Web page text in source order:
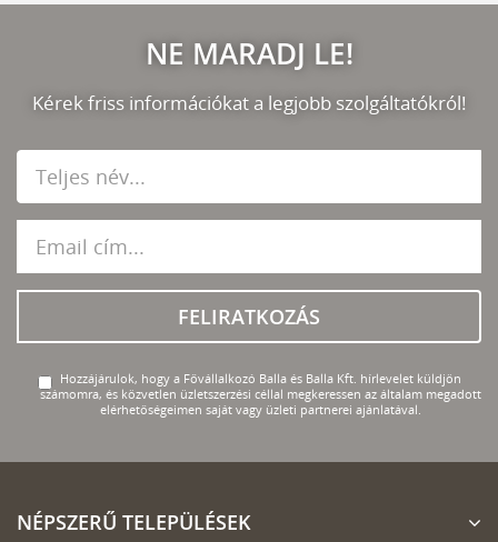
NE MARADJ LE!
Kérek friss információkat a legjobb szolgáltatókról!
FELIRATKOZÁS
Hozzájárulok, hogy a Fővállalkozó Balla és Balla Kft. hírlevelet küldjön
számomra, és közvetlen üzletszerzési céllal megkeressen az általam megadott
elérhetőségeimen saját vagy üzleti partnerei ajánlatával.
NÉPSZERŰ TELEPÜLÉSEK